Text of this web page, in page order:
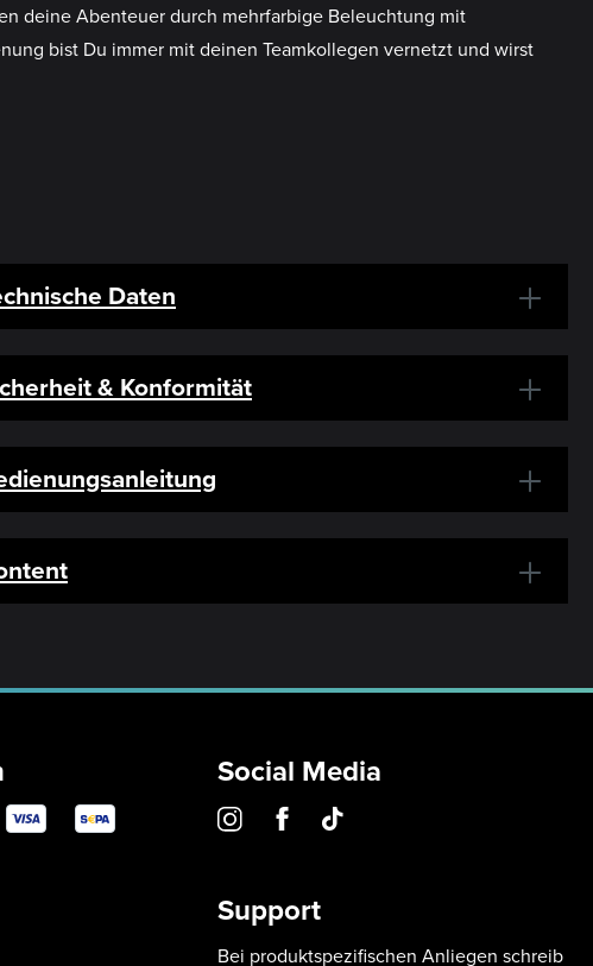
deine Abenteuer durch mehrfarbige Beleuchtung mit
bist Du immer mit deinen Teamkollegen vernetzt und wirst
Daten
& Konformität
Social Media
Support
Bei produktspezifischen Anliegen schreib